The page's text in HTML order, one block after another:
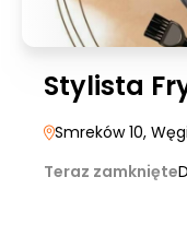
Stylista
Smreków 10,
Teraz zamknięte